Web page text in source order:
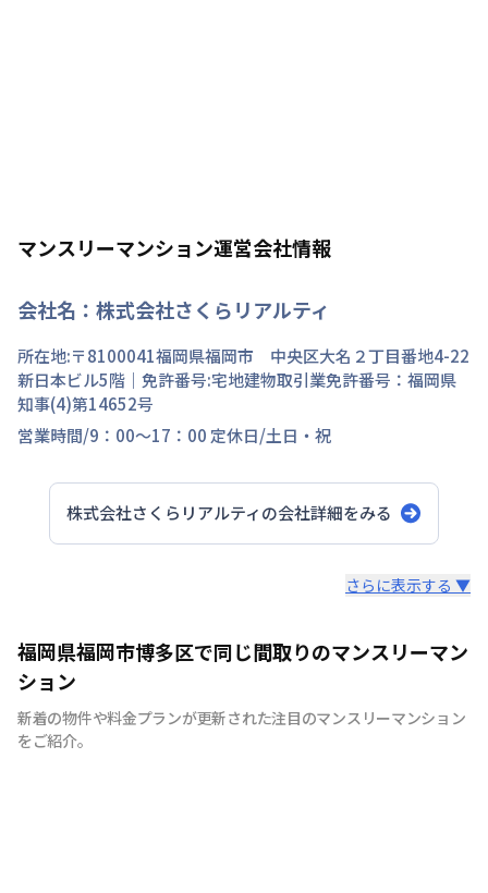
マンスリーマンション運営会社情報
会社名： 株式会社さくらリアルティ
所在地:〒8100041福岡県福岡市 中央区大名 ２丁目番地4-22
新日本ビル5階 ｜免許番号:宅地建物取引業免許番号：福岡県
知事(4)第14652号
営業時間/9：00～17：00 定休日/土日・祝
株式会社さくらリアルティの会社詳細をみる
サっとくらせる「さくらす♪マンスリー」は、福岡市内の
メインエリアである天神・博多エリアを拠点に展開してお
ります。最短7日～長期滞在まで、ご希望に合わせてご自
由にお選びいただけます。 出張時の宿泊先や長期旅行、
研修等など、幅広いシーンでご利用いただいております。
さらに表示する ▼
福岡県福岡市博多区で同じ間取りのマンスリーマン
ション
新着の物件や料金プランが更新された注目のマンスリーマンション
をご紹介。